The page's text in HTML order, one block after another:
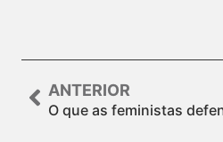
ANTERIOR
O que as feministas